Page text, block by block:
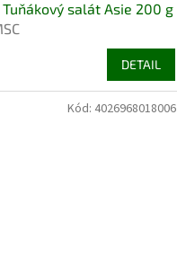
salát Asie 200 g
DETAIL
Kód: 4026968018006